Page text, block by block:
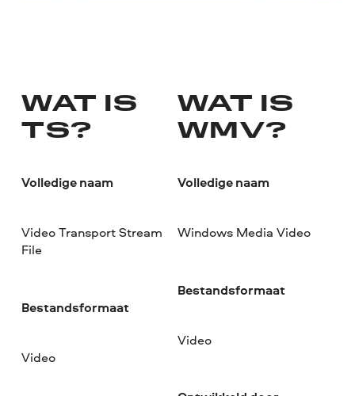
WAT IS
TS?
Volledige naam
Video Transport Stream
File
Bestandsformaat
Video
WAT IS
WMV?
Volledige naam
Windows Media Video
Bestandsformaat
Video